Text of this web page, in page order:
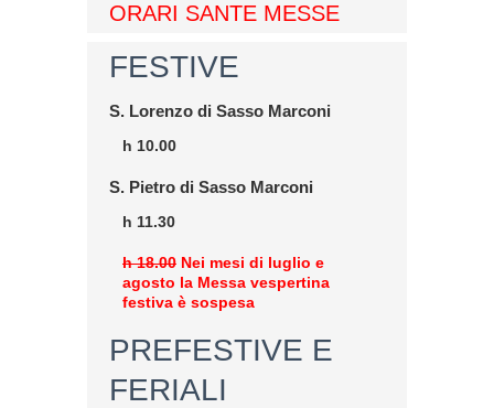
ORARI SANTE MESSE
FESTIVE
S. Lorenzo di Sasso Marconi
h 10.00
S. Pietro di Sasso Marconi
h 11.30
h 18.00 Nei mesi di luglio e
agosto la Messa vespertina
festiva è sospesa
PREFESTIVE E
FERIALI